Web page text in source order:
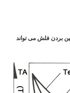
بردن فلش می تواند